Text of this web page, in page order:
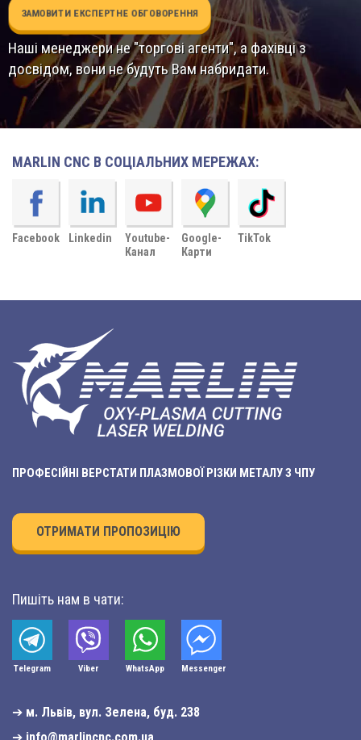
ЗАМОВИТИ ЕКСПЕРТНЕ ОБГОВОРЕННЯ
Наші менеджери не "торгові агенти", а фахівці з
досвідом, вони не будуть Вам набридати.
MARLIN CNC В СОЦІАЛЬНИХ МЕРЕЖАХ:
Facebook Linkedin
Youtube-
Канал
Google-
Карти
TikTok
ПРОФЕСІЙНІ ВЕРСТАТИ ПЛАЗМОВОЇ РІЗКИ МЕТАЛУ З ЧПУ
ОТРИМАТИ ПРОПОЗИЦІЮ
Пишіть нам в чати:
Telegram Viber WhatsApp Мessenger
➔ м. Львів, вул. Зелена, буд. 238